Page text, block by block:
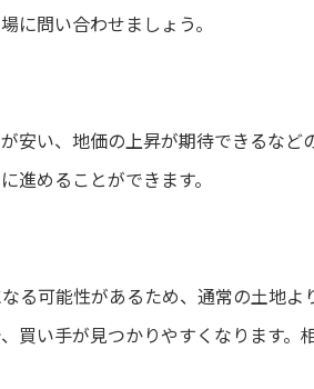
に問い合わせましょう。
安い、地価の上昇が期待できるなど
進めることができます。
る可能性があるため、通常の土地よ
買い手が見つかりやすくなります。